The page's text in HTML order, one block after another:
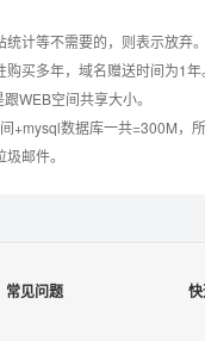
Windows2008
计等不需要的，则表示放弃
买多年，域名赠送时间为1年
WEB空间共享大小。
+mysql数据库一共=300M，
邮件。
常见问题